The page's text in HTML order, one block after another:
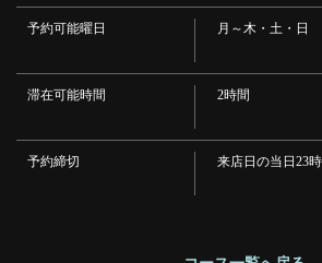
・お茶割り（茉莉花）
・JJ（ジャスミン茶）/JR（緑茶）/JO（ウーロン
・麦/芋
・豪快(常温/熱燗)小・大/七冠馬(島根県)純米酒/
・果実酒
予約可能曜日 月～木・土・日
滞在可能時間 2時間
予約締切 来店日の当日23
閉じる